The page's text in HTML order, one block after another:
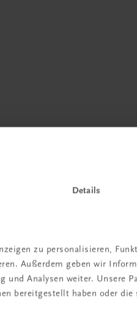
Details
zu personalisieren,
Außerdem geben wir
und Analysen weiter. Unsere
bereitgestellt haben oder